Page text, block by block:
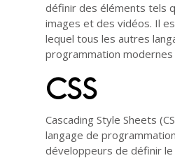
définir des éléments tels
images et des vidéos. Il
lequel tous les autres
programmation
CSS
Cascading Style Sheets
langage de
développeurs de définir